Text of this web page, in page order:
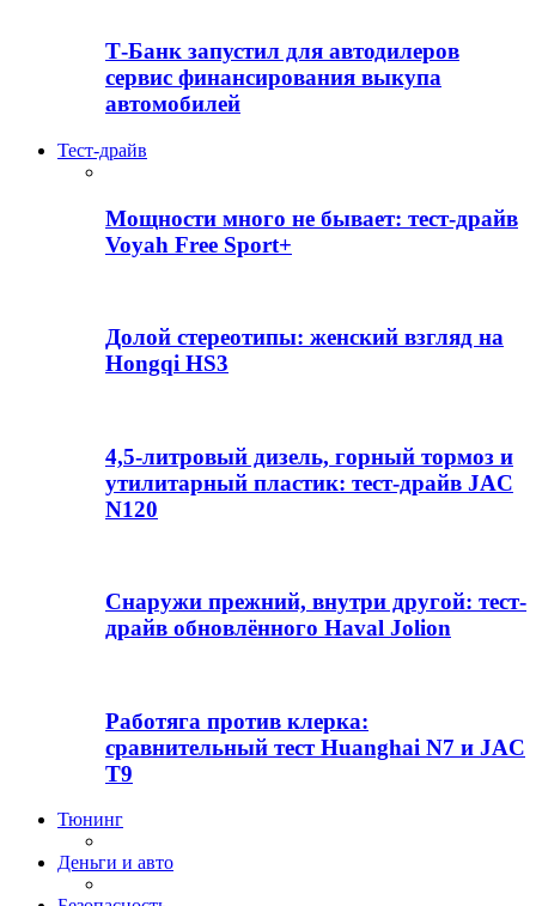
Т-Банк запустил для автодилеров
сервис финансирования выкупа
автомобилей
Тест-драйв
Мощности много не бывает: тест-драйв
Voyah Free Sport+
Долой стереотипы: женский взгляд на
Hongqi HS3
4,5-литровый дизель, горный тормоз и
утилитарный пластик: тест-драйв JAC
N120
Снаружи прежний, внутри другой: тест-
драйв обновлённого Haval Jolion
Работяга против клерка:
сравнительный тест Huanghai N7 и JAC
T9
Тюнинг
Деньги и авто